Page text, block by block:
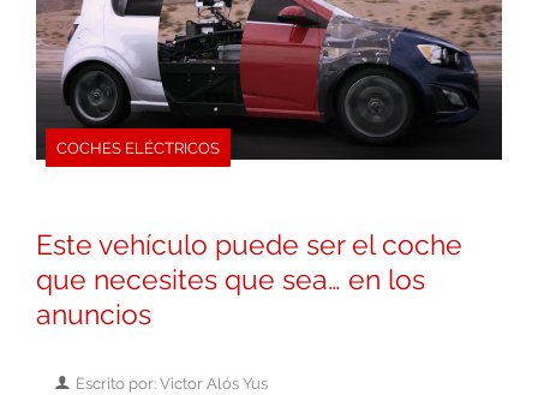
COCHES ELÉCTRICOS
Este vehículo puede ser el coche
que necesites que sea… en los
anuncios
Escrito por: Victor Alós Yus